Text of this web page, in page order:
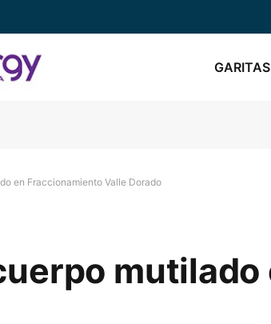
GARITAS
en Fraccionamiento Valle Dorado